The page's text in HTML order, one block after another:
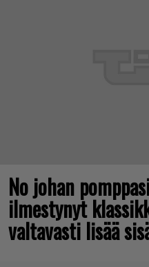
No johan
ilmestynyt
valtavasti lisää